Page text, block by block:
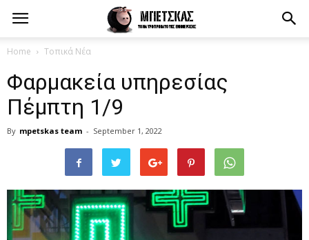
Home Τοπικά Νέα
Φαρμακεία υπηρεσίας
Πέμπτη 1/9
By mpetskas team - September 1, 2022